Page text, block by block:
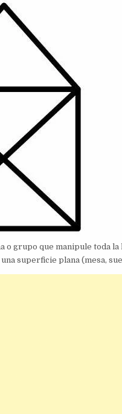
o grupo que manipule toda
superficie plana (mesa,